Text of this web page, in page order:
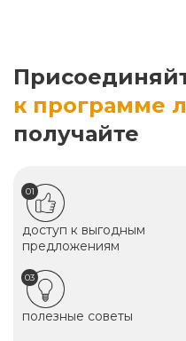
к программе
получайте
01
доступ к выгодным
предложениям
03
полезные советы